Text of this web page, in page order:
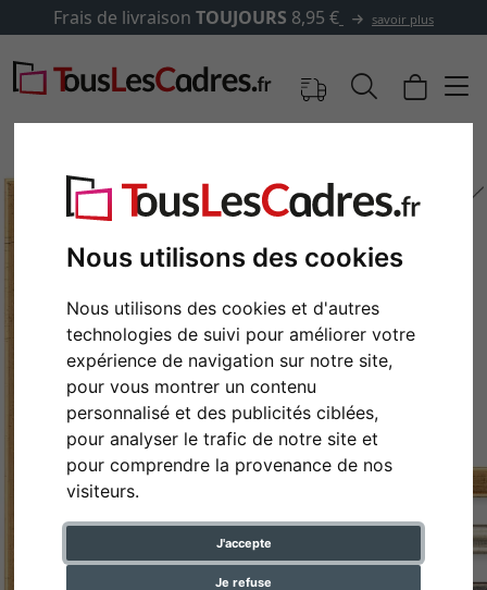
Nous utilisons des cookies
Nous utilisons des cookies et d'autres
technologies de suivi pour améliorer votre
expérience de navigation sur notre site,
pour vous montrer un contenu
personnalisé et des publicités ciblées,
pour analyser le trafic de notre site et
pour comprendre la provenance de nos
visiteurs.
J'accepte
Je refuse
Frais de livraison TOUJOURS 8,95 € savoir plus
Retour